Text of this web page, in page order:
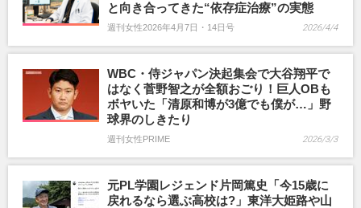
と向き合ってきた“依存症治療”の実態
週刊女性2026年4月7日・14日号 2026/4/4
WBC・侍ジャパン決起集会で大谷翔平で
はなく菅野智之が全額おごり！巨人OBも
ボヤいた「清原和博が3億でも僕が…」野
球界のしきたり
週刊女性PRIME 2026/3/3
元PL学園レジェンド片岡篤史「今15歳に
戻れるなら選ぶ高校は?」東洋大姫路や山